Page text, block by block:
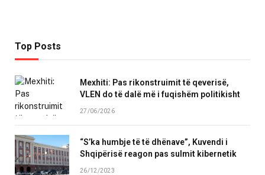
Top Posts
Mexhiti: Pas rikonstruimit të qeverisë,
VLEN do të dalë më i fuqishëm politikisht
27/06/2026
“S’ka humbje të të dhënave”, Kuvendi i
Shqipërisë reagon pas sulmit kibernetik
26/12/2023